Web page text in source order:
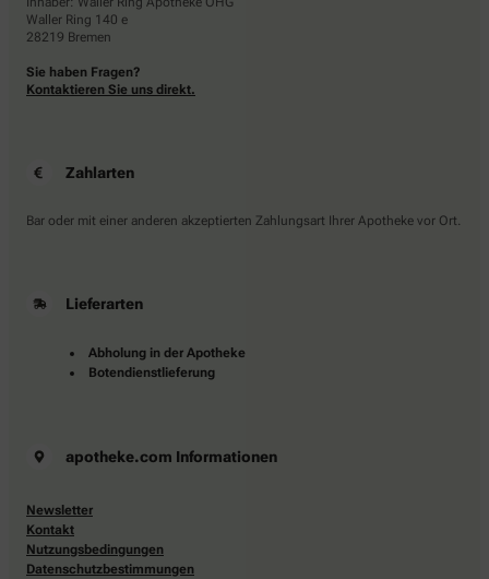
Waller Ring 140 e
28219 Bremen
Sie haben Fragen?
Kontaktieren Sie uns direkt.
Zahlarten
Bar oder mit einer anderen akzeptierten Zahlungsart Ihrer Apotheke vor Ort.
Lieferarten
Abholung in der Apotheke
Botendienstlieferung
apotheke.com Informationen
Newsletter
Kontakt
Nutzungsbedingungen
Datenschutzbestimmungen